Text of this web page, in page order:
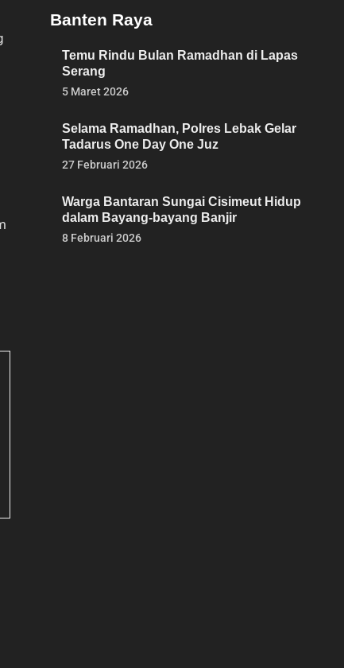
Banten Raya
Temu Rindu Bulan Ramadhan di Lapas
Serang
5 Maret 2026
Selama Ramadhan, Polres Lebak Gelar
Tadarus One Day One Juz
27 Februari 2026
Warga Bantaran Sungai Cisimeut Hidup
dalam Bayang-bayang Banjir
8 Februari 2026